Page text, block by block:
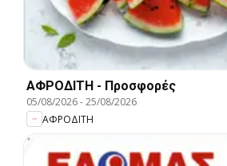
ΑΦΡΟΔΙΤΗ - Προσφορές
05/08/2026-25/08/2026
ΑΦΡΟΔΙΤΗ